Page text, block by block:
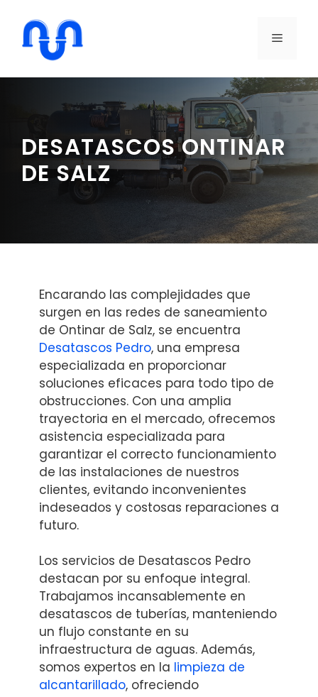
contenido
MENÚ
DESATASCOS ONTINAR
DE SALZ
Encarando las complejidades que
surgen en las redes de saneamiento
de Ontinar de Salz, se encuentra
Desatascos Pedro, una empresa
especializada en proporcionar
soluciones eficaces para todo tipo de
obstrucciones. Con una amplia
trayectoria en el mercado, ofrecemos
asistencia especializada para
garantizar el correcto funcionamiento
de las instalaciones de nuestros
clientes, evitando inconvenientes
indeseados y costosas reparaciones a
futuro.
Los servicios de Desatascos Pedro
destacan por su enfoque integral.
Trabajamos incansablemente en
desatascos de tuberías, manteniendo
un flujo constante en su
infraestructura de aguas. Además,
somos expertos en la limpieza de
alcantarillado, ofreciendo